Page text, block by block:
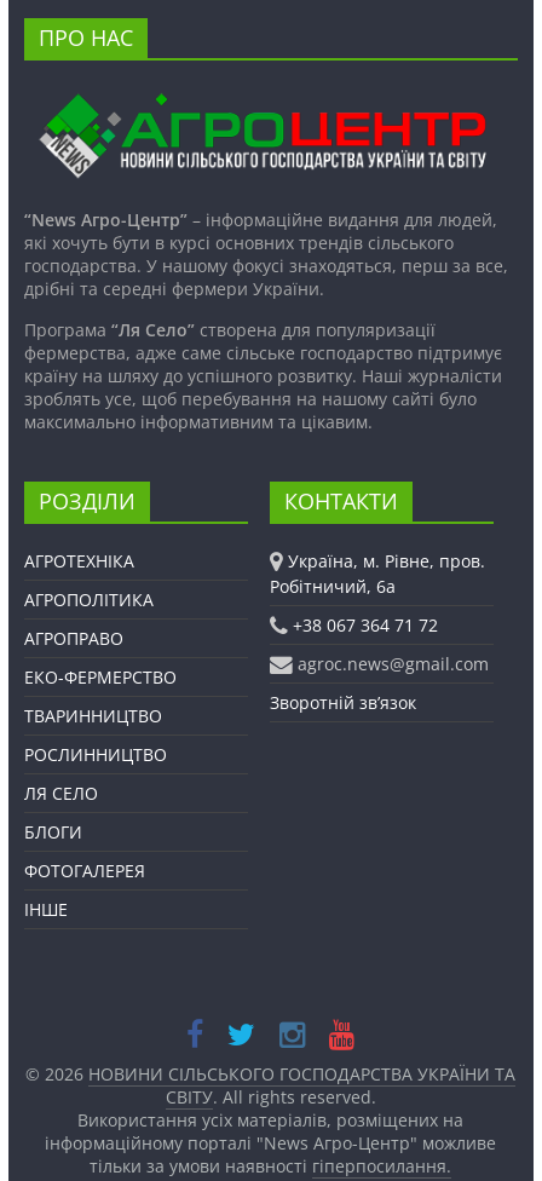
ПРО НАС
“News Агро-Центр”– інформаційне видання для людей,
які хочуть бути в курсі основних трендів сільського
господарства. У нашому фокусі знаходяться, перш за все,
дрібні та середні фермери України.
Програма “Ля Село”створена для популяризації
фермерства, адже саме сільське господарство підтримує
країну на шляху до успішного розвитку. Наші журналісти
зроблять усе, щоб перебування на нашому сайті було
максимально інформативним та цікавим.
РОЗДІЛИ
АГРОТЕХНІКА
АГРОПОЛІТИКА
АГРОПРАВО
ЕКО-ФЕРМЕРСТВО
ТВАРИННИЦТВО
РОСЛИННИЦТВО
ЛЯ СЕЛО
БЛОГИ
ФОТОГАЛЕРЕЯ
ІНШЕ
КОНТАКТИ
Україна, м. Рівне, пров.
Робітничий, 6а
+38 067 364 71 72
agroc.news@gmail.com
Зворотній зв’язок
© 2026 НОВИНИ СІЛЬСЬКОГО ГОСПОДАРСТВА УКРАЇНИ ТА
СВІТУ. All rights reserved.
Використання усіх матеріалів, розміщених на
інформаційному порталі "News Агро-Центр" можливе
тільки за умови наявності гіперпосилання.